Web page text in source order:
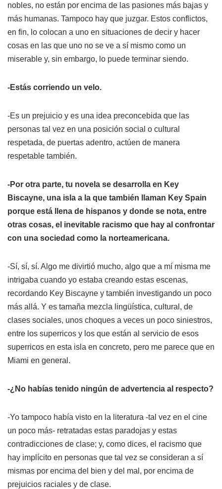
nobles, no están por encima de las pasiones más bajas y
más humanas. Tampoco hay que juzgar. Estos conflictos,
en fin, lo colocan a uno en situaciones de decir y hacer
cosas en las que uno no se ve a sí mismo como un
miserable y, sin embargo, lo puede terminar siendo.
-Estás corriendo un velo.
-Es un prejuicio y es una idea preconcebida que las
personas tal vez en una posición social o cultural
respetada, de puertas adentro, actúen de manera
respetable también.
-Por otra parte, tu novela se desarrolla en Key
Biscayne, una isla a la que también llaman Key Spain
porque está llena de hispanos y donde se nota, entre
otras cosas, el inevitable racismo que hay al confrontar
con una sociedad como la norteamericana.
-Sí, sí, sí. Algo me divirtió mucho, algo que a mí misma me
intrigaba cuando yo estaba creando estas escenas,
recordando Key Biscayne y también investigando un poco
más allá. Y es tamaña mezcla lingüística, cultural, de
clases sociales, unos choques a veces un poco siniestros,
entre los superricos y los que están al servicio de esos
superricos en esta isla en concreto, pero me parece que en
Miami en general.
-¿No habías tenido ningún de advertencia al respecto?
-Yo tampoco había visto en la literatura -tal vez en el cine
un poco más- retratadas estas paradojas y estas
contradicciones de clase; y, como dices, el racismo que
hay implícito en personas que tal vez se consideran a sí
mismas por encima del bien y del mal, por encima de
prejuicios raciales y de clase.